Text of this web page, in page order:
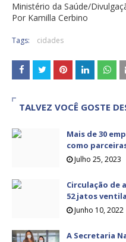
Ministério da Saúde/
Por Kamilla Cerbino
Tags: cidades
TALVEZ VOCÊ GOSTE
Mais de 30
como
Julho 25, 2023
Circulação de
52 jatos
Junho 10, 2022
A Secretaria